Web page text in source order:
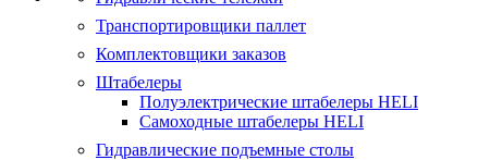
Транспортировщики паллет
Комплектовщики заказов
Штабелеры
Полуэлектрические штабелеры HELI
Самоходные штабелеры HELI
Гидравлические подъемные столы